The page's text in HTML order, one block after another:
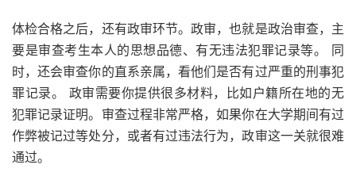
体检合格之后，还有政审环节。政审，也就是政治审查，主
要是审查考生本人的思想品德、有无违法犯罪记录等。 同
时，还会审查你的直系亲属，看他们是否有过严重的刑事犯
罪记录。 政审需要你提供很多材料，比如户籍所在地的无
犯罪记录证明。审查过程非常严格，如果你在大学期间有过
作弊被记过等处分，或者有过违法行为，政审这一关就很难
通过。